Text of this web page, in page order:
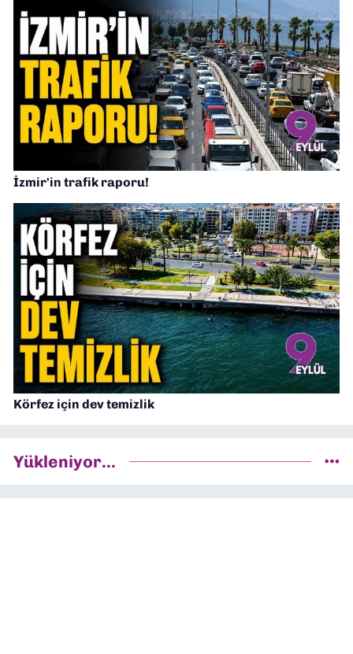
İzmir'in trafik raporu!
Körfez için dev temizlik
Yükleniyor...